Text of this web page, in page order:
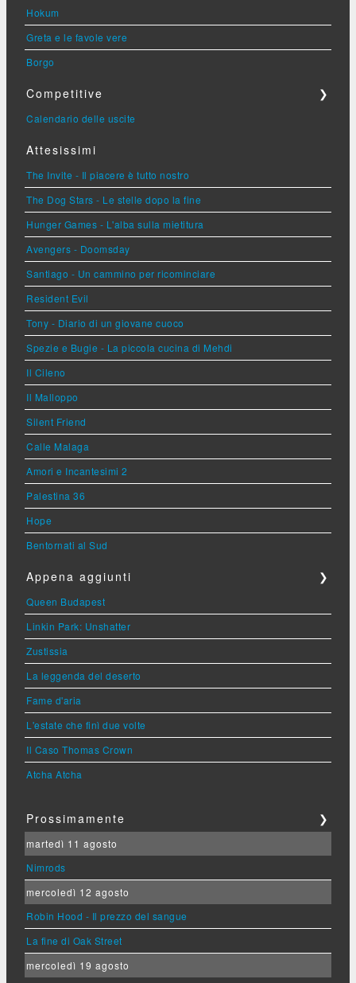
Hokum
Greta e le favole vere
Borgo
Competitive ❯
Calendario delle uscite
Attesissimi
The Invite - Il piacere è tutto nostro
The Dog Stars - Le stelle dopo la fine
Hunger Games - L'alba sulla mietitura
Avengers - Doomsday
Santiago - Un cammino per ricominciare
Resident Evil
Tony - Diario di un giovane cuoco
Spezie e Bugie - La piccola cucina di Mehdi
Il Cileno
Il Malloppo
Silent Friend
Calle Malaga
Amori e Incantesimi 2
Palestina 36
Hope
Bentornati al Sud
Appena aggiunti ❯
Queen Budapest
Linkin Park: Unshatter
Zustissia
La leggenda del deserto
Fame d'aria
L'estate che finì due volte
Il Caso Thomas Crown
Atcha Atcha
Prossimamente ❯
martedì 11 agosto
Nimrods
mercoledì 12 agosto
Robin Hood - Il prezzo del sangue
La fine di Oak Street
mercoledì 19 agosto